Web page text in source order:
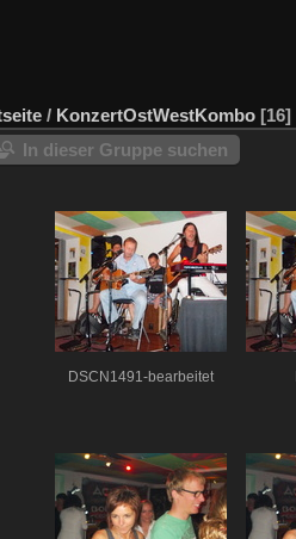
/ KonzertOstWestKombo 16
In dieser Gruppe suchen
DSCN1491-bearbeitet